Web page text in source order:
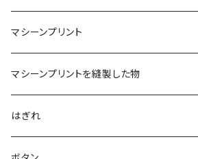
マシーンプリント
マシーンプリントを縫製した物
アロハシャツ
2018
ドレスシャツ
はぎれ